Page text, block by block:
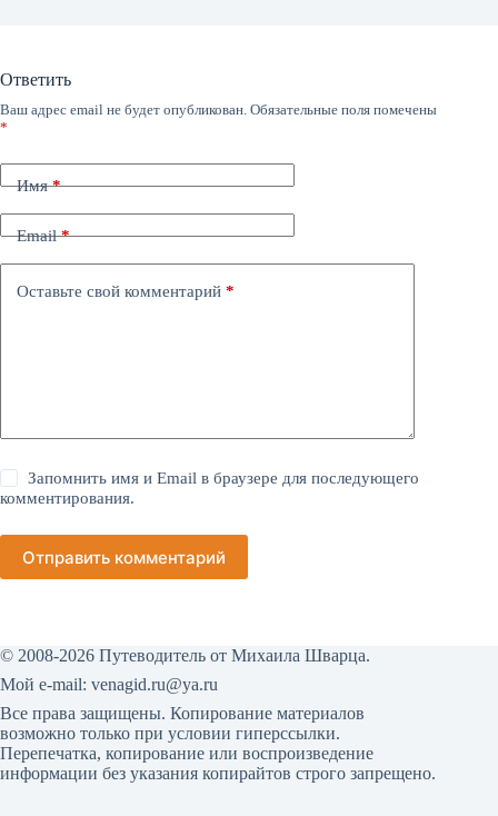
Ответить
Ваш адрес email не будет опубликован. Обязательные поля помечены
*
Имя*
Email*
Оставьте свой комментарий *
Запомнить имя и Email в браузере для последующего
комментирования.
Отправить комментарий
© 2008-2026 Путеводитель от Михаила Шварца.
Мой е-mail: venagid.ru@ya.ru
Все права защищены. Копирование материалов
возможно только при условии гиперссылки.
Перепечатка, копирование или воспроизведение
информации без указания копирайтов строго запрещено.